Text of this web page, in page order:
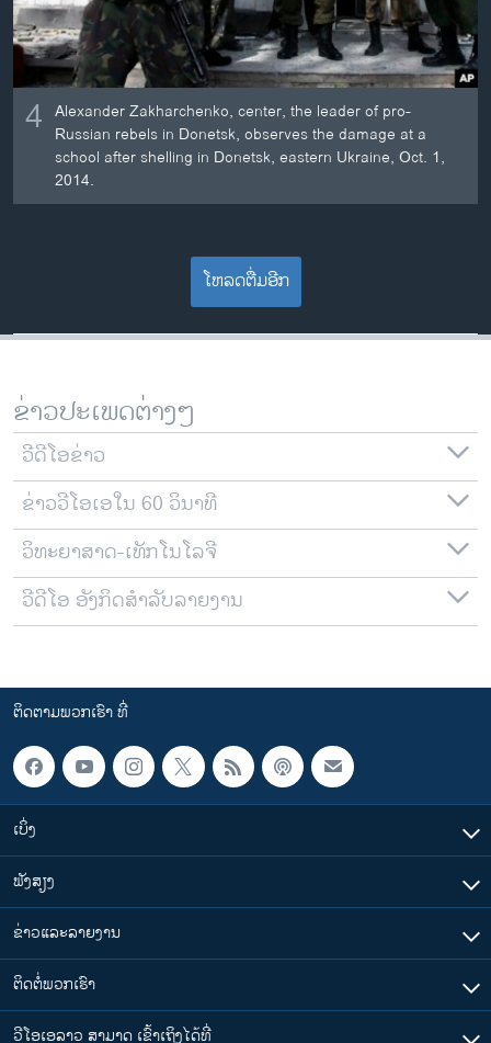
4 Alexander Zakharchenko, center, the leader of pro-
Russian rebels in Donetsk, observes the damage at a
school after shelling in Donetsk, eastern Ukraine, Oct. 1,
2014.
ໂຫລດຕື່ມອີກ
ຂ່າວປະເພດຕ່າງໆ
ວີດີໂອຂ່າວ
ຂ່າວວີໂອເອໃນ 60 ວິນາທີ
ວິທະຍາສາດ-ເທັກໂນໂລຈີ
ວີດີໂອ ອັງກິດສຳລັບລາຍງານ
ຕິດຕາມພວກເຮົາ ທີ່
ເບິ່ງ
ຟັງສຽງ
ຂ່າວແລະລາຍງານ
ຕິດຕໍ່ພວກເຮົາ
ວີໂອເອລາວ ສາມາດ ເຂົ້າເຖິງໄດ້ທີ່